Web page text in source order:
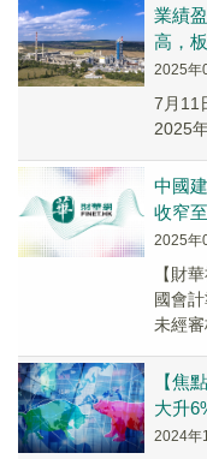
業績
高，
2025年
7月11
2025
中國
收窄
2025年
【財
國會
未經
【焦
大升
2024年